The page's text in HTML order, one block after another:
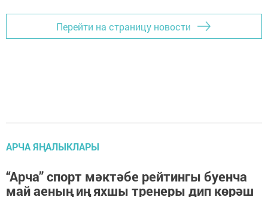
Перейти на страницу новости
АРЧА ЯҢАЛЫКЛАРЫ
“Арча” спорт мәктәбе рейтингы буенча
май аеның иң яхшы тренеры дип көрәш